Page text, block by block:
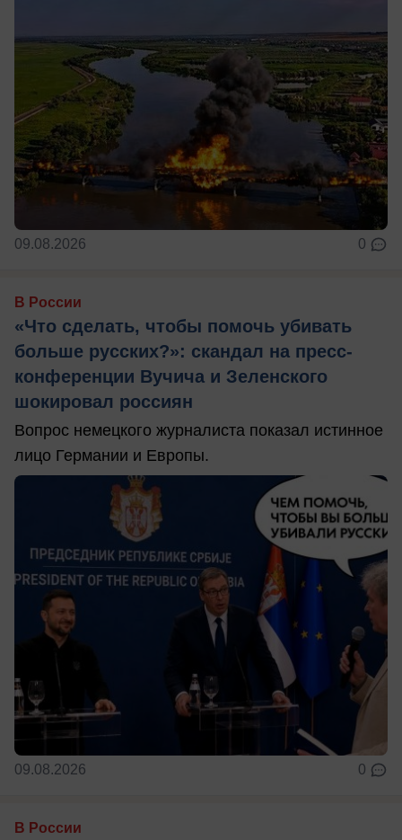
09.08.2026 0
В России
«Что сделать, чтобы помочь убивать
больше русских?»: скандал на пресс-
конференции Вучича и Зеленского
шокировал россиян
Вопрос немецкого журналиста показал истинное
лицо Германии и Европы.
09.08.2026 0
В России